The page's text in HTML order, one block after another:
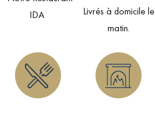
IDA
Livrés à domicile le
matin.